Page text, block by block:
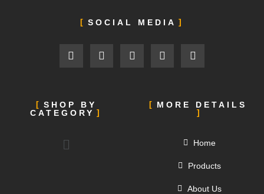
SOCIAL MEDIA
SHOP BY
CATEGORY
MORE DETAILS
Home
Products
About Us